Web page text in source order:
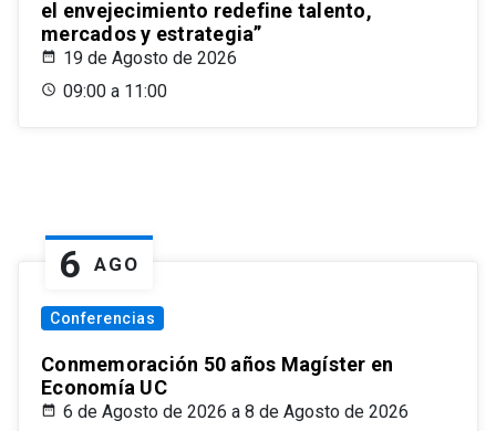
el envejecimiento redefine talento,
mercados y estrategia”
19 de Agosto de 2026
09:00 a 11:00
6 AGO
Conferencias
Conmemoración 50 años Magíster en
Economía UC
6 de Agosto de 2026 a 8 de Agosto de 2026